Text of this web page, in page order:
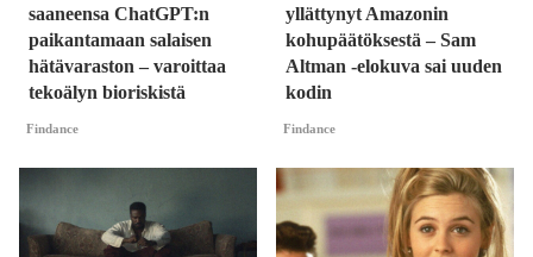
saaneensa ChatGPT:n
paikantamaan salaisen
hätävaraston – varoittaa
tekoälyn bioriskistä
Findance
yllättynyt Amazonin
kohupäätöksestä – Sam
Altman -elokuva sai uuden
kodin
Findance